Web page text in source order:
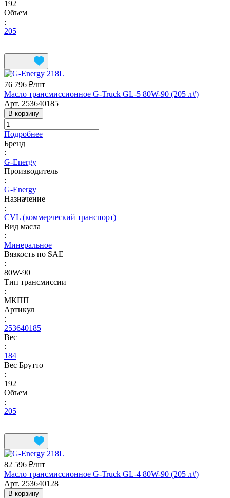
192
Объем
:
205
76 796 ₽/шт
Масло трансмиссионное G-Truck GL-5 80W-90 (205 л#)
Арт. 253640185
В корзину
Подробнее
Бренд
:
G-Energy
Производитель
:
G-Energy
Назначение
:
CVL (коммерческий транспорт)
Вид масла
:
Минеральное
Вязкость по SAE
:
80W-90
Тип трансмиссии
:
МКПП
Артикул
:
253640185
Вес
:
184
Вес Брутто
:
192
Объем
:
205
82 596 ₽/шт
Масло трансмиссионное G-Truck GL-4 80W-90 (205 л#)
Арт. 253640128
В корзину